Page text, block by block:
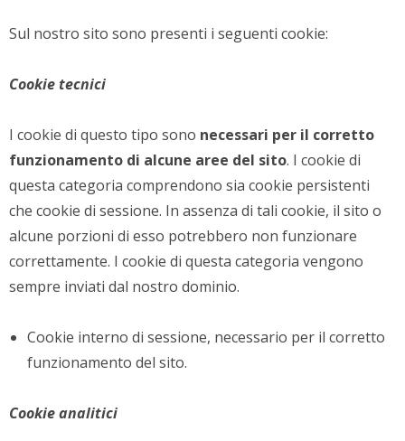
Sul nostro sito sono presenti i seguenti cookie:
Cookie tecnici
I cookie di questo tipo sono necessari per il corretto
funzionamento di alcune aree del sito. I cookie di
questa categoria comprendono sia cookie persistenti
che cookie di sessione. In assenza di tali cookie, il sito o
alcune porzioni di esso potrebbero non funzionare
correttamente. I cookie di questa categoria vengono
sempre inviati dal nostro dominio.
Cookie interno di sessione, necessario per il corretto
funzionamento del sito.
Cookie analitici